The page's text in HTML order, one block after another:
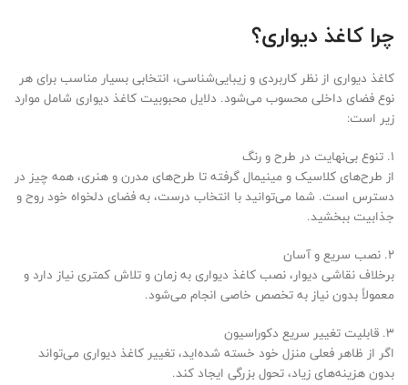
چرا کاغذ دیواری؟
کاغذ دیواری از نظر کاربردی و زیبایی‌شناسی، انتخابی بسیار مناسب برای هر
نوع فضای داخلی محسوب می‌شود. دلایل محبوبیت کاغذ دیواری شامل موارد
زیر است:
1. تنوع بی‌نهایت در طرح و رنگ
از طرح‌های کلاسیک و مینیمال گرفته تا طرح‌های مدرن و هنری، همه چیز در
دسترس است. شما می‌توانید با انتخاب درست، به فضای دلخواه خود روح و
جذابیت ببخشید.
2. نصب سریع و آسان
برخلاف نقاشی دیوار، نصب کاغذ دیواری به زمان و تلاش کمتری نیاز دارد و
معمولاً بدون نیاز به تخصص خاصی انجام می‌شود.
3. قابلیت تغییر سریع دکوراسیون
اگر از ظاهر فعلی منزل خود خسته شده‌اید، تغییر کاغذ دیواری می‌تواند
بدون هزینه‌های زیاد، تحول بزرگی ایجاد کند.